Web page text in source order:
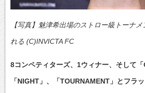
【写真】魅津希出場のストロー級トーナ
れる (C)INVICTA FC
8コンペティターズ、1ウィナー、そして「
「NIGHT」、「TOURNAMENT」とフラ